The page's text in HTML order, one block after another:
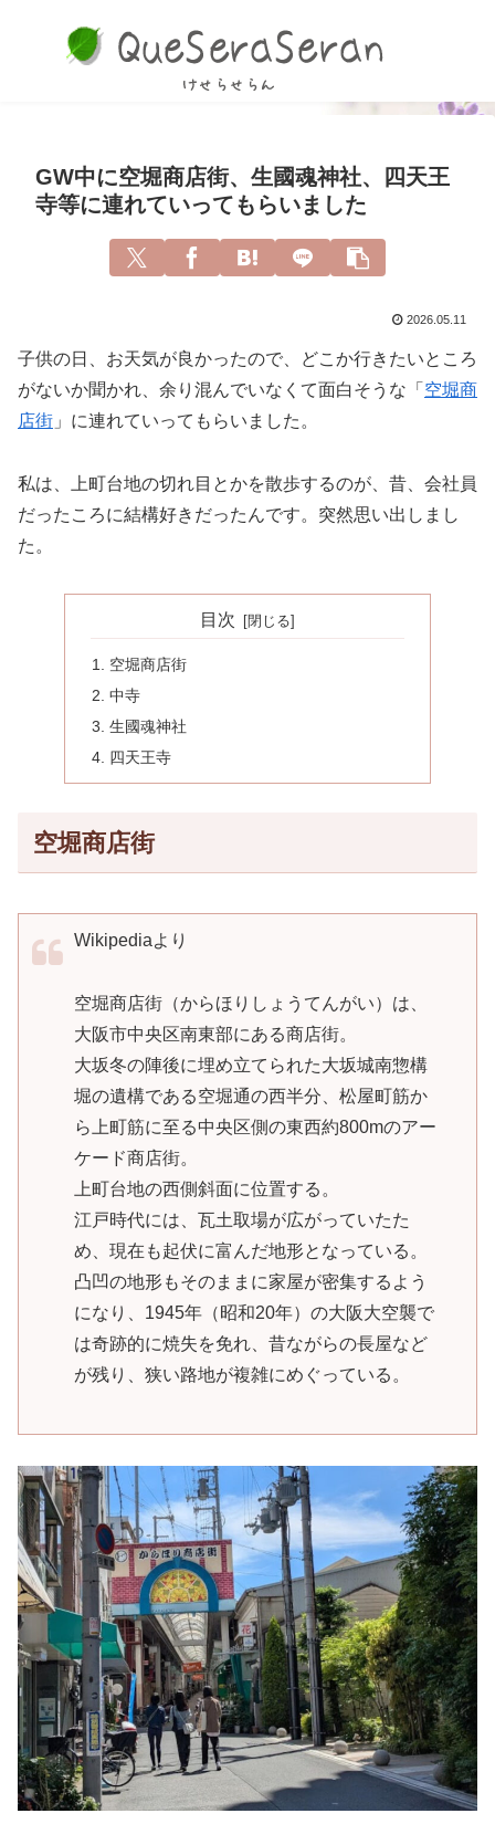
GW中に空堀商店街、生國魂神社、四天王
寺等に連れていってもらいました
2026.05.11
子供の日、お天気が良かったので、どこか行きたいところ
がないか聞かれ、余り混んでいなくて面白そうな「 空堀商
店街 」に連れていってもらいました。
私は、上町台地の切れ目とかを散歩するのが、昔、会社員
だったころに結構好きだったんです。突然思い出しまし
た。
目次
空堀商店街
中寺
生國魂神社
四天王寺
空堀商店街
Wikipediaより
空堀商店街（からほりしょうてんがい）は、
大阪市中央区南東部にある商店街。
大坂冬の陣後に埋め立てられた大坂城南惣構
堀の遺構である空堀通の西半分、松屋町筋か
ら上町筋に至る中央区側の東西約800mのアー
ケード商店街。
上町台地の西側斜面に位置する。
江戸時代には、瓦土取場が広がっていたた
め、現在も起伏に富んだ地形となっている。
凸凹の地形もそのままに家屋が密集するよう
になり、1945年（昭和20年）の大阪大空襲で
は奇跡的に焼失を免れ、昔ながらの長屋など
が残り、狭い路地が複雑にめぐっている。